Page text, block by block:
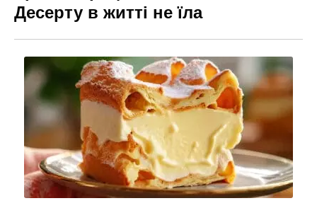
Десерту в житті не їла